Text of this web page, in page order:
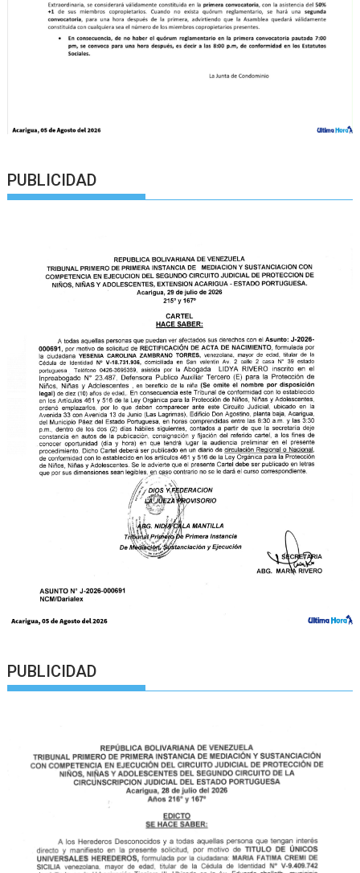
PUBLICIDAD
PUBLICIDAD